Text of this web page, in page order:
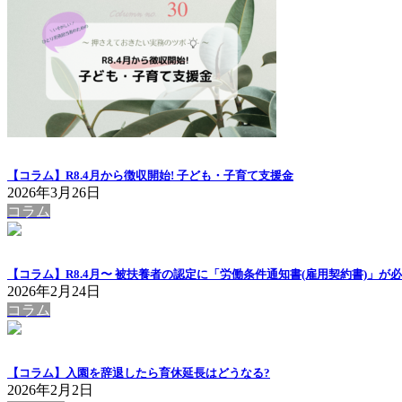
【コラム】R8.4月から徴収開始! 子ども・子育て支援金
2026年3月26日
コラム
【コラム】R8.4月〜 被扶養者の認定に「労働条件通知書(雇用契約書)」が
2026年2月24日
コラム
【コラム】入園を辞退したら育休延長はどうなる?
2026年2月2日